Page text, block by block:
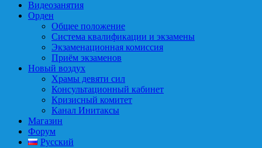
Видеозанятия
Орден
Общее положение
Система квалификации и экзамены
Экзаменационная комиссия
Приём экзаменов
Новый воздух
Храмы девяти сил
Консультационный кабинет
Кризисный комитет
Канал Инитаксы
Магазин
Форум
Русский